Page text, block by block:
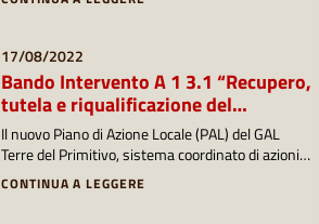
Strategia di Sviluppo Locale (SSL) che mira alla
che attribuisce valore alle identità, al capitale
sociale e al patrimonio culturale autoctono.
17/08/2022
Bando Intervento A 1 3.1 “Recupero,
tutela e riqualificazione del
patrimonio culturale, artistico e
architettonico del paesaggio rurale,
dei siti ad alto valore naturalistico e
paesaggistico e dei villaggi”
Il nuovo Piano di Azione Locale (PAL) del GAL
Terre del Primitivo, sistema coordinato di azioni e
interventi, nasce dall’elaborazione di una
Strategia di Sviluppo Locale (SSL) che mira alla
CONTINUA A LEGGERE